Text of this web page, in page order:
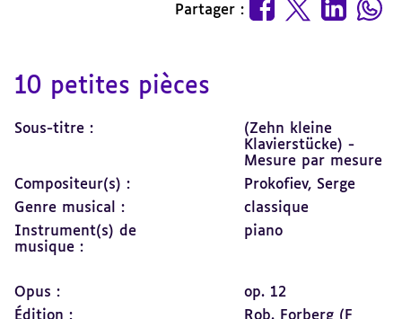
Partager :
10 petites pièces
Sous-titre :
(Zehn kleine
Klavierstücke) -
Mesure par mesure
Compositeur(s) :
Prokofiev, Serge
Genre musical :
classique
Instrument(s) de
musique :
piano
Opus :
op. 12
Édition :
Rob. Forberg (F